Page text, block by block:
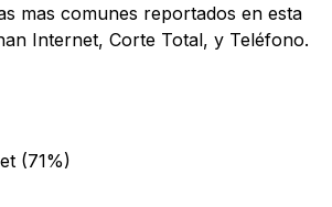
mas comunes reportados en esta
Internet, Corte Total, y Teléfono.
(71%)